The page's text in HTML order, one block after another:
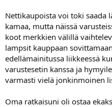
Nettikaupoista voi toki saada
kamaa, mutta näissä
koot merkkien välillä
lampsit kauppaan
edellämainitussa liikkeessä
varustesetin kanssa ja
varmasti vielä jonkinmoinen
Oma ratkaisuni oli ostaa